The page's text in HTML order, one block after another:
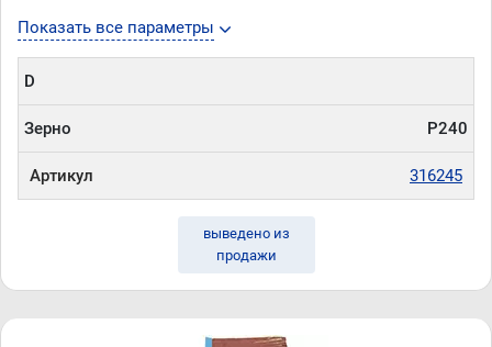
Показать все параметры
D
Зерно P240
Артикул 316245
выведено из
продажи